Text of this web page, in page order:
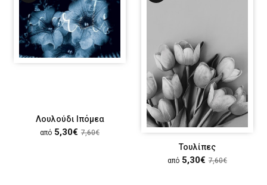
Λουλούδι Ιπόμεα
από 5,30€ 7,60€
Τουλίπες
από 5,30€ 7,60€